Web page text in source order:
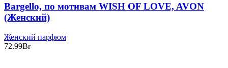
Bargello, по мотивам WISH OF LOVE, AVON
(Женский)
Женский парфюм
72.99Br